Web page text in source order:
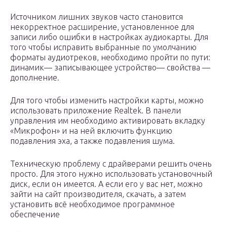
Источником лишних звуков часто становится
некорректное расширение, установленное для
записи либо ошибки в настройках аудиокарты. Для
того чтобы исправить выбранные по умолчанию
форматы аудиотреков, необходимо пройти по пути:
динамик— записывающее устройство— свойства —
дополнение.
Для того чтобы изменить настройки карты, можно
использовать приложение Realtek. В панели
управления им необходимо активировать вкладку
«Микрофон» и на ней включить функцию
подавления эха, а также подавления шума.
Техническую проблему с драйверами решить очень
просто. Для этого нужно использовать установочный
диск, если он имеется. А если его у вас нет, можно
зайти на сайт производителя, скачать, а затем
установить всё необходимое программное
обеспечение